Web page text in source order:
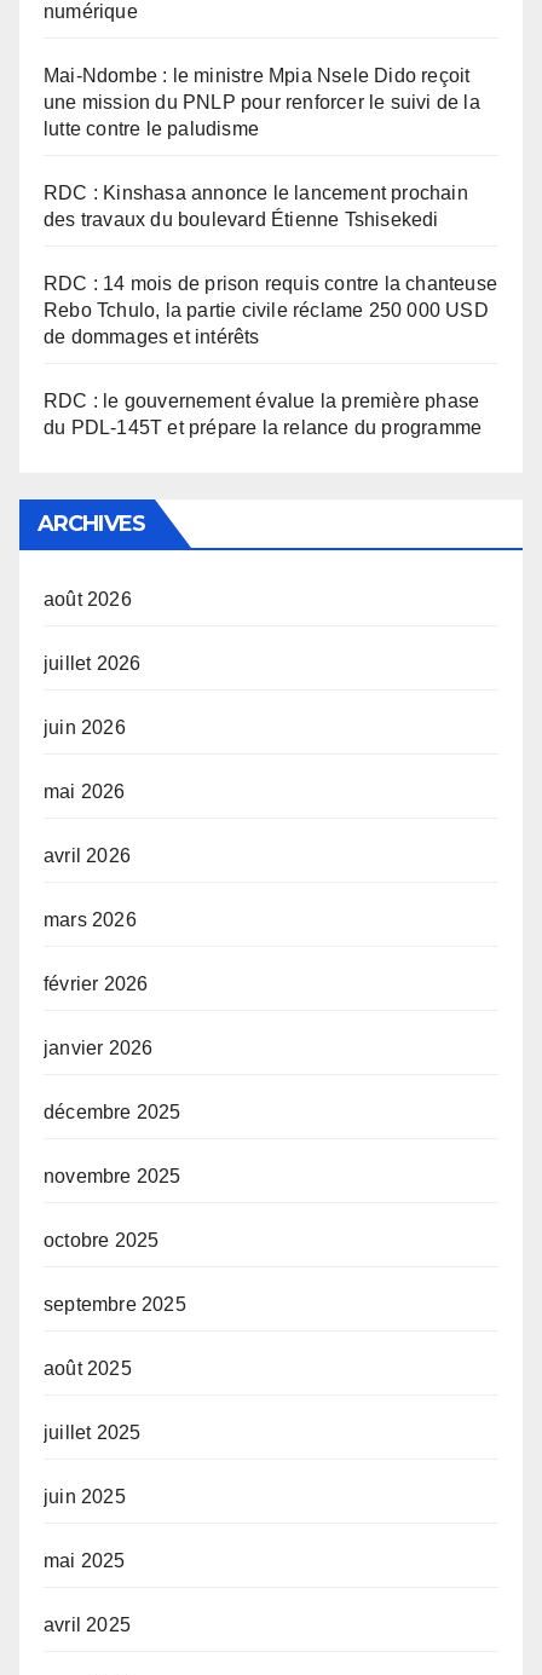
numérique
Mai-Ndombe : le ministre Mpia Nsele Dido reçoit
une mission du PNLP pour renforcer le suivi de la
lutte contre le paludisme
RDC : Kinshasa annonce le lancement prochain
des travaux du boulevard Étienne Tshisekedi
RDC : 14 mois de prison requis contre la chanteuse
Rebo Tchulo, la partie civile réclame 250 000 USD
de dommages et intérêts
RDC : le gouvernement évalue la première phase
du PDL-145T et prépare la relance du programme
ARCHIVES
août 2026
juillet 2026
juin 2026
mai 2026
avril 2026
mars 2026
février 2026
janvier 2026
décembre 2025
novembre 2025
octobre 2025
septembre 2025
août 2025
juillet 2025
juin 2025
mai 2025
avril 2025